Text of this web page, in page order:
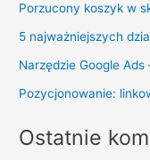
Porzucony koszyk w
5 najważniejszych
Narzędzie Google
Pozycjonowanie:
Ostatnie